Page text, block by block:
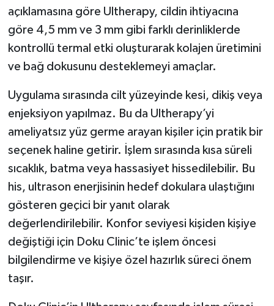
açıklamasına göre Ultherapy, cildin ihtiyacına
göre 4,5 mm ve 3 mm gibi farklı derinliklerde
kontrollü termal etki oluşturarak kolajen üretimini
ve bağ dokusunu desteklemeyi amaçlar.
Uygulama sırasında cilt yüzeyinde kesi, dikiş veya
enjeksiyon yapılmaz. Bu da Ultherapy’yi
ameliyatsız yüz germe arayan kişiler için pratik bir
seçenek haline getirir. İşlem sırasında kısa süreli
sıcaklık, batma veya hassasiyet hissedilebilir. Bu
his, ultrason enerjisinin hedef dokulara ulaştığını
gösteren geçici bir yanıt olarak
değerlendirilebilir. Konfor seviyesi kişiden kişiye
değiştiği için Doku Clinic’te işlem öncesi
bilgilendirme ve kişiye özel hazırlık süreci önem
taşır.